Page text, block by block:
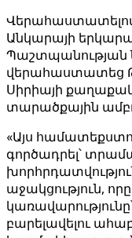
Վերահաստատելով
Անկարայի
Պաշտպանության
վերահաստատեց
Սիրիայի
տարածքային
«Այս
գործադրել՝
աջակցություն,
բարելավելու